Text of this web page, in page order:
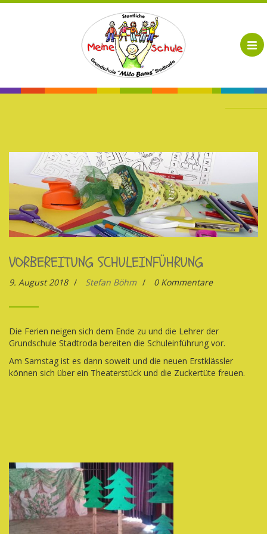
VORBEREITUNG SCHULEINFÜHRUNG
9. August 2018 / Stefan Böhm / 0 Kommentare
Die Ferien neigen sich dem Ende zu und die Lehrer der
Grundschule Stadtroda bereiten die Schuleinführung vor.
Am Samstag ist es dann soweit und die neuen Erstklässler
können sich über ein Theaterstück und die Zuckertüte freuen.